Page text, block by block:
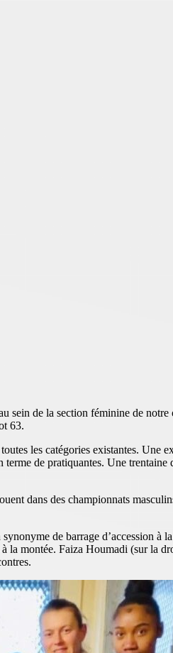
sein de la section féminine de
63.
les catégories existantes.
de pratiquantes. Une trentaine
dans des championnats
de barrage d’accession
la montée. Faiza Houmadi (sur la